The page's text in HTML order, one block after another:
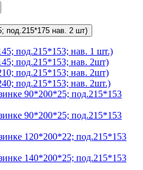
под.215*175 нав. 2 шт)
под.215*153; нав. 1 шт.)
под.215*153; нав. 2шт)
под.215*153; нав. 2шт)
под.215*153; нав. 2шт.)
90*200*25; под.215*153
90*200*25; под.215*153
120*200*22; под.215*153
140*200*25; под.215*153